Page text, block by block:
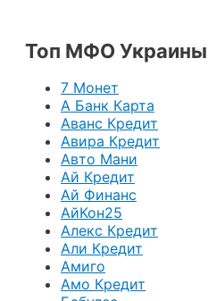
Топ МФО Украины
7 Монет
А Банк Карта
Аванс Кредит
Авира Кредит
Авто Мани
Ай Кредит
Ай Финанс
АйКон25
Алекс Кредит
Али Кредит
Амиго
Амо Кредит